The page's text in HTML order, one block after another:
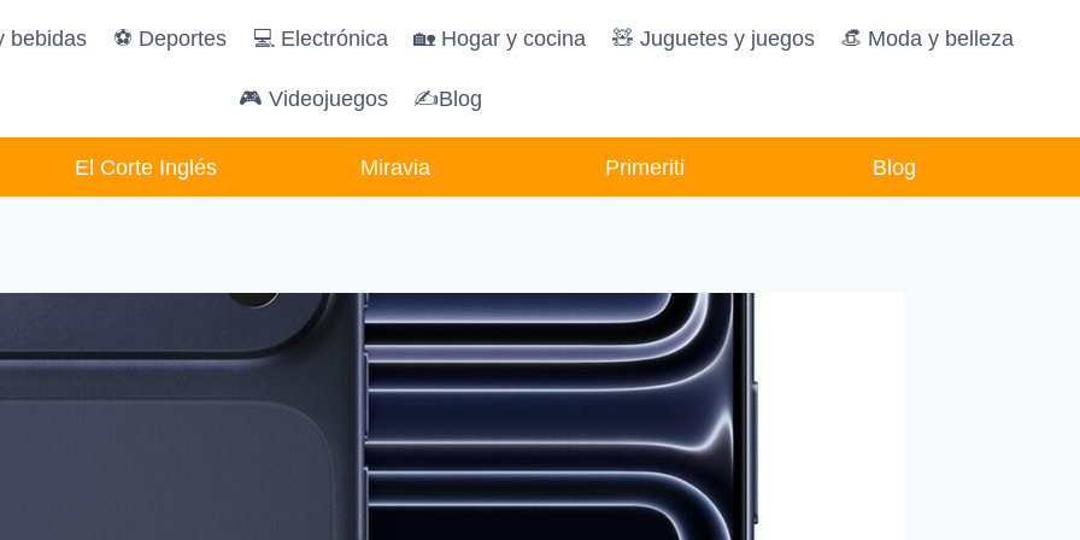
bebidas ️⚽️ Deportes 💻 Electrónica 🏡 Hogar y cocina 🧸️ Juguetes y juegos 👒 Moda y belleza
🎮 Videojuegos ✍Blog
El Corte Inglés Miravia Primeriti Blog